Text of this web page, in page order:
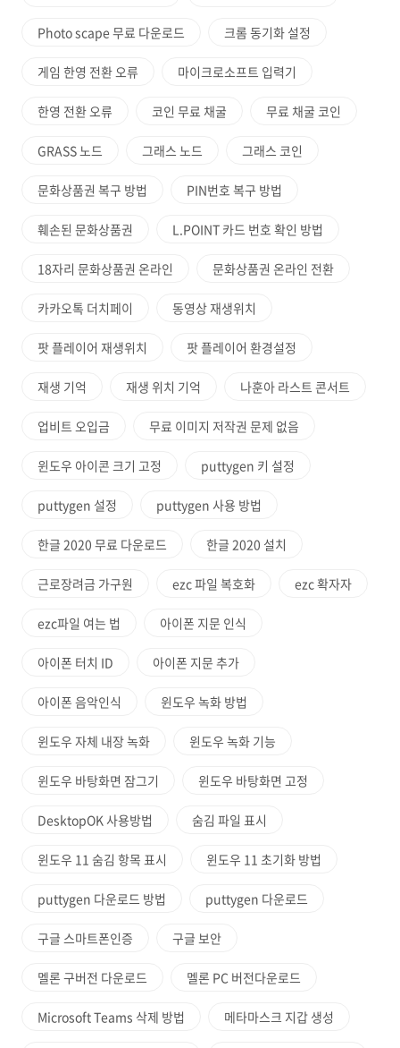
Photo scape 무료 다운로드 크롬 동기화 설정
게임 한영 전환 오류 마이크로소프트 입력기
한영 전환 오류 코인 무료 채굴 무료 채굴 코인
GRASS 노드 그래스 노드 그래스 코인
문화상품권 복구 방법 PIN번호 복구 방법
훼손된 문화상품권 L.POINT 카드 번호 확인 방법
18자리 문화상품권 온라인 문화상품권 온라인 전환
카카오톡 더치페이 동영상 재생위치
팟 플레이어 재생위치 팟 플레이어 환경설정
재생 기억 재생 위치 기억 나훈아 라스트 콘서트
업비트 오입금 무료 이미지 저작권 문제 없음
윈도우 아이콘 크기 고정 puttygen 키 설정
puttygen 설정 puttygen 사용 방법
한글 2020 무료 다운로드 한글 2020 설치
근로장려금 가구원 ezc 파일 복호화 ezc 확자자
ezc파일 여는 법 아이폰 지문 인식
아이폰 터치 ID 아이폰 지문 추가
아이폰 음악인식 윈도우 녹화 방법
윈도우 자체 내장 녹화 윈도우 녹화 기능
윈도우 바탕화면 잠그기 윈도우 바탕화면 고정
DesktopOK 사용방법 숨김 파일 표시
윈도우 11 숨김 항목 표시 윈도우 11 초기화 방법
puttygen 다운로드 방법 puttygen 다운로드
구글 스마트폰인증 구글 보안
멜론 구버전 다운로드 멜론 PC 버전다운로드
Microsoft Teams 삭제 방법 메타마스크 지갑 생성